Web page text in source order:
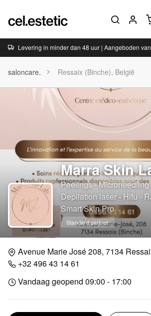
Levering in minder dan 48 uur | Aangeboden
saloncare. Ressaix (Binche), België
Marra Skin
Peelings -
Depilation laser - Hifu -
Smart Skin Pro
Standard partner
Avenue Marie José 208, 7134
+32 496 43 14 61
Vandaag geopend 09:00 - 17:00